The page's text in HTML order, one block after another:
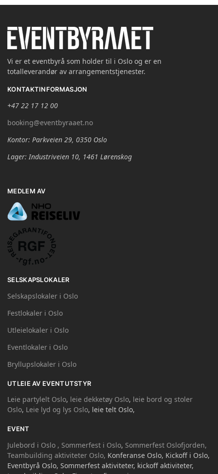
Vi er et eventbyrå som holder til i Oslo og er en
totalleverandør av arrangementstjenester.
KONTAKTINFORMASJON
+47 22 17 12 00
booking@eventbyraaet.no
Kontor: Parkveien 29, 0350 Oslo
Lager: Industriveien 10, 1461 Lørenskog
MEDLEM AV
SELSKAPSLOKALER
Selskapslokaler i Oslo
Festlokaler i Oslo
Utleielokaler i Oslo
Eventlokaler i Oslo
Bryllupslokaler i Oslo
UTLEIE AV EVENTUTSTYR
Leie partylelt Oslo, leie dekketøy Oslo, leie bord og stoler
Oslo, Leie lyd og lys Oslo, leie telt Oslo,
EVENT
Julebord i Oslo , Sommerfest i Oslo, Sommerfest Oslofjorden,
Teambuilding aktiviteter Oslo, Konferanse Oslo, Kickoff i Oslo,
Eventbyrå Oslo, Sommerfest aktiviteter, kickoff aktiviteter,